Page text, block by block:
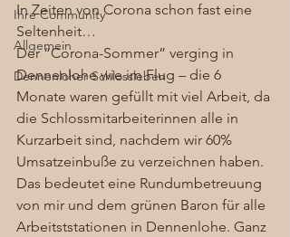
Ihre Community
Allgemein
Dennenloher Schlossleben
In Zeiten von Corona schon fast eine
Seltenheit…
Der “Corona-Sommer” verging in
Dennenlohe wie im Flug – die 6
Monate waren gefüllt mit viel Arbeit, da
die Schlossmitarbeiterinnen alle in
Kurzarbeit sind, nachdem wir 60%
Umsatzeinbuße zu verzeichnen haben.
Das bedeutet eine Rundumbetreuung
von mir und dem grünen Baron für alle
Arbeitststationen in Dennenlohe. Ganz